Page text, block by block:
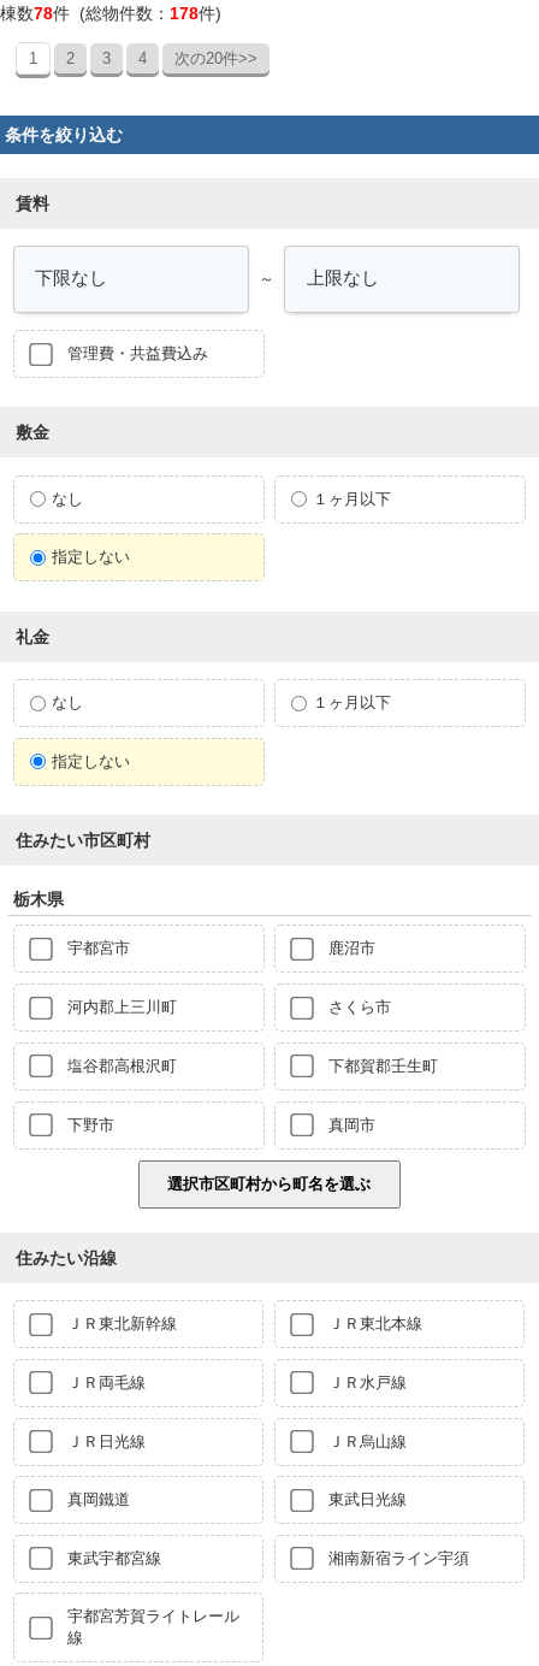
棟数78件 (総物件数： 178件)
1 2 3 4 次の20件>>
条件を絞り込む
賃料
～
管理費・共益費込み
敷金
なし １ヶ月以下
指定しない
礼金
なし １ヶ月以下
指定しない
住みたい市区町村
栃木県
宇都宮市 鹿沼市
河内郡上三川町 さくら市
塩谷郡高根沢町 下都賀郡壬生町
下野市 真岡市
住みたい沿線
ＪＲ東北新幹線 ＪＲ東北本線
ＪＲ両毛線 ＪＲ水戸線
ＪＲ日光線 ＪＲ烏山線
真岡鐵道 東武日光線
東武宇都宮線 湘南新宿ライン宇須
宇都宮芳賀ライトレール
線